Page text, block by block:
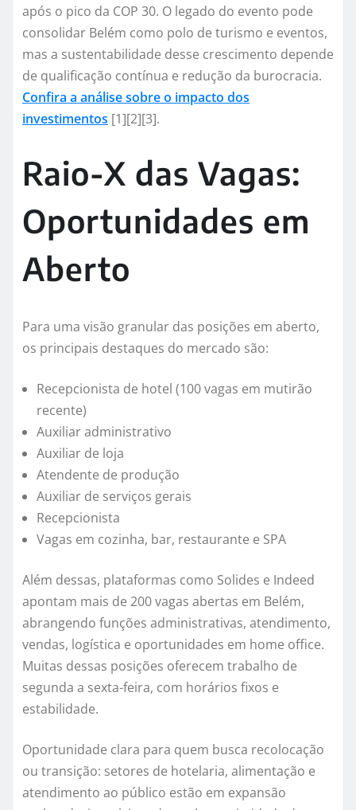
após o pico da COP 30. O legado do evento pode
consolidar Belém como polo de turismo e eventos,
mas a sustentabilidade desse crescimento depende
de qualificação contínua e redução da burocracia.
Confira a análise sobre o impacto dos
investimentos [1][2][3].
Raio-X das Vagas:
Oportunidades em
Aberto
Para uma visão granular das posições em aberto,
os principais destaques do mercado são:
Recepcionista de hotel (100 vagas em mutirão
recente)
Auxiliar administrativo
Auxiliar de loja
Atendente de produção
Auxiliar de serviços gerais
Recepcionista
Vagas em cozinha, bar, restaurante e SPA
Além dessas, plataformas como Solides e Indeed
apontam mais de 200 vagas abertas em Belém,
abrangendo funções administrativas, atendimento,
vendas, logística e oportunidades em home office.
Muitas dessas posições oferecem trabalho de
segunda a sexta-feira, com horários fixos e
estabilidade.
Oportunidade clara para quem busca recolocação
ou transição: setores de hotelaria, alimentação e
atendimento ao público estão em expansão